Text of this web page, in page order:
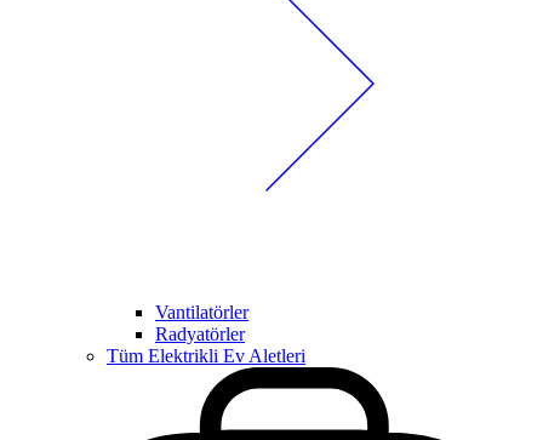
Vantilatörler
Radyatörler
Tüm Elektrikli Ev Aletleri